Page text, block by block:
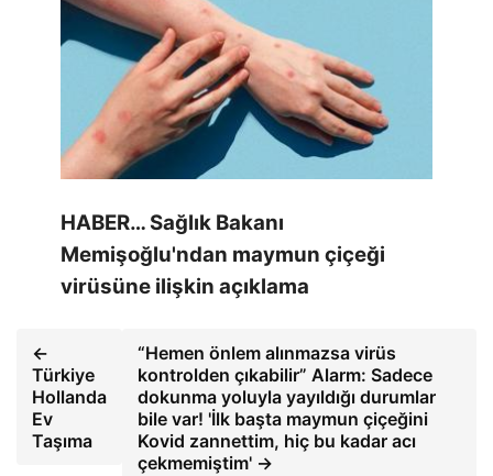
HABER… Sağlık Bakanı
Memişoğlu'ndan maymun çiçeği
virüsüne ilişkin açıklama
←
Türkiye
Hollanda
Ev
Taşıma
“Hemen önlem alınmazsa virüs
kontrolden çıkabilir” Alarm: Sadece
dokunma yoluyla yayıldığı durumlar
bile var! 'İlk başta maymun çiçeğini
Kovid zannettim, hiç bu kadar acı
çekmemiştim' →